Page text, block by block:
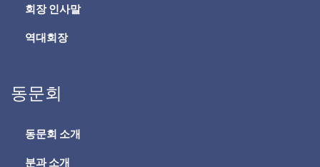
회장 인사말
역대회장
동문회
동문회 소개
분과 소개